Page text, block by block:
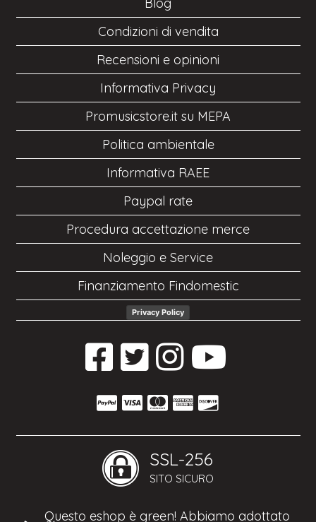
Blog
Condizioni di vendita
Recensioni e opinioni
Informativa Privacy
Promusicstore.it su MEPA
Politica ambientale
Informativa RAEE
Paypal rate
Procedura accettazione merce
Noleggio e Service
Finanziamento Findomestic
Privacy Policy
SSL-256
SITO SICURO
Questo eshop è green! Abbiamo adottato